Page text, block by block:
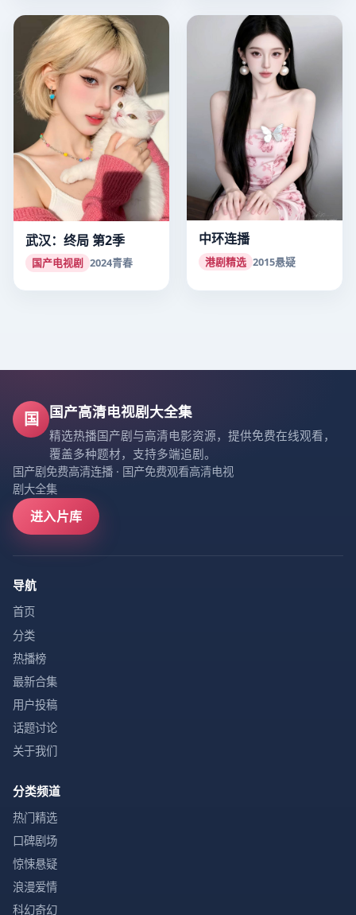
武汉：终局 第2季
国产电视剧 2024青春
中环连播
港剧精选 2015悬疑
国 国产高清电视剧大全集
精选热播国产剧与高清电影资源，提供免费在线观看，
覆盖多种题材，支持多端追剧。
国产剧免费高清连播 · 国产免费观看高清电视
剧大全集
进入片库
导航
首页
分类
热播榜
最新合集
用户投稿
话题讨论
关于我们
分类频道
热门精选
口碑剧场
惊悚悬疑
浪漫爱情
科幻奇幻